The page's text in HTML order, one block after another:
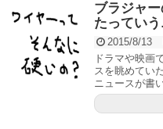
ブラジャ
たってい
2015/8/13
ドラマや映画
スを眺めてい
ニュースが書